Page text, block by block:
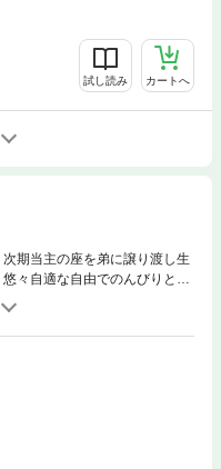
試し読み カートへ
期当主の座を弟に譲り渡し生
々自適な自由でのんびりとし
。新たに名をローランドと変
いるうちに、気付けば悪目立
目を付けられてしまえば、自
く二度目の人生なのだから好
ある。〈著者からの一言〉た
されるとは……。人生何があ
を持して電子書籍化すること